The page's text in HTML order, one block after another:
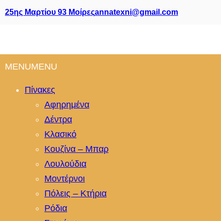
25ης Μαρτίου 93 Μοίρεςannatexni@gmail.com
MENUMENU
Πίνακες
Αφηρημένα
Δέντρα
Κλασικό
Κουζίνα – Μπαρ
Λουλούδια
Μοντέρνοι
Πόλεις – Κτήρια
Ρόδια